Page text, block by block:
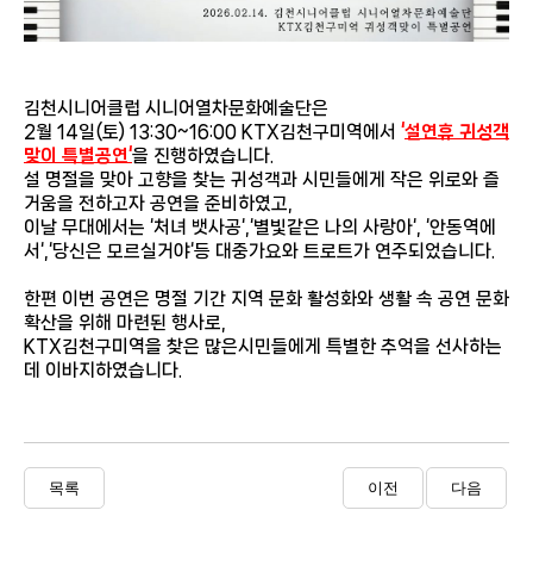
김천시니어클럽 시니어열차문화예술단은
2월 14일(토) 13:30~16:00 KTX김천구미역에서 ‘설연휴 귀성객
맞이 특별공연‘을 진행하였습니다.
설 명절을 맞아 고향을 찾는 귀성객과 시민들에게 작은 위로와 즐
거움을 전하고자 공연을 준비하였고,
이날 무대에서는 ‘처녀 뱃사공‘,‘별빛같은 나의 사랑아‘, ‘안동역에
서‘,‘당신은 모르실거야‘등 대중가요와 트로트가 연주되었습니다.
한편 이번 공연은 명절 기간 지역 문화 활성화와 생활 속 공연 문화
확산을 위해 마련된 행사로,
KTX김천구미역을 찾은 많은시민들에게 특별한 추억을 선사하는
데 이바지하였습니다.
목록 이전 다음